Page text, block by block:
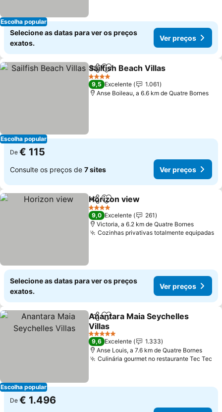
Escolha popular
Selecione as datas para ver os preços
exatos.
Ver preços
Escolha popular
PartilharAdicionar aos favoritos
Sailfish Beach Villas
4 Estrelas
9,5 Excelente
1.061
Anse Boileau, a 6.6 km de Quatre Bornes
De € 115
Consulte os preços de 7 sites Ver preços
PartilharAdicionar aos favoritos
Horizon view
4 Estrelas
9,0 Excelente
261
Victoria, a 6.2 km de Quatre Bornes
Cozinhas privativas totalmente equipadas
Selecione as datas para ver os preços
exatos.
Ver preços
Escolha popular
PartilharAdicionar aos favoritos
Anantara Maia Seychelles
Villas
Ver preços
5 Estrelas
9,6 Excelente
1.333
Anse Louis, a 7.6 km de Quatre Bornes
Culinária gourmet no restaurante Tec Tec
De € 1.496